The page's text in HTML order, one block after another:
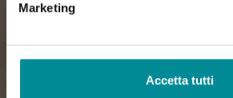
Marketing
Accetta tutti